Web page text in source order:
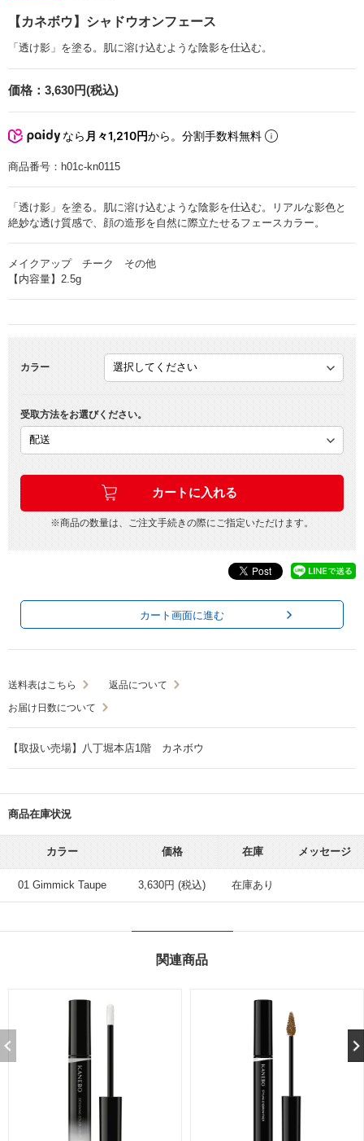
【カネボウ】シャドウオンフェース
「透け影」を塗る。肌に溶け込むような陰影を仕込む。
価格： 3,630円(税込)
なら 月々1,210円から。分割手数料無料
商品番号： h01c-kn0115
「透け影」を塗る。肌に溶け込むような陰影を仕込む。リアルな影色と
絶妙な透け質感で、顔の造形を自然に際立たせるフェースカラー。
メイクアップ チーク その他
【内容量】2.5g
カラー
受取方法をお選びください。
※商品の数量は、ご注文手続きの際にご指定いただけます。
カート画面に進む
送料表はこちら
返品について
お届け日数について
【取扱い売場】八丁堀本店1階 カネボウ
商品在庫状況
カラー 価格 在庫 メッセージ
01 Gimmick Taupe 3,630円 (税込) 在庫あり
関連商品